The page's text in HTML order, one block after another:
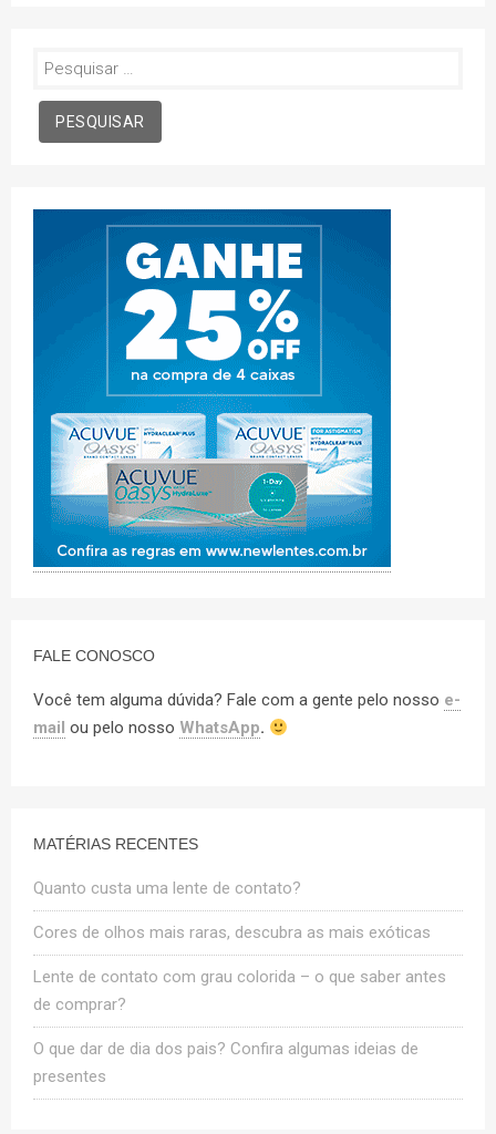
Pesquisar
FALE CONOSCO
Você tem alguma dúvida? Fale com a gente pelo nosso e-
mail ou pelo nosso WhatsApp.
MATÉRIAS RECENTES
Quanto custa uma lente de contato?
Cores de olhos mais raras, descubra as mais exóticas
Lente de contato com grau colorida – o que saber antes
de comprar?
O que dar de dia dos pais? Confira algumas ideias de
presentes